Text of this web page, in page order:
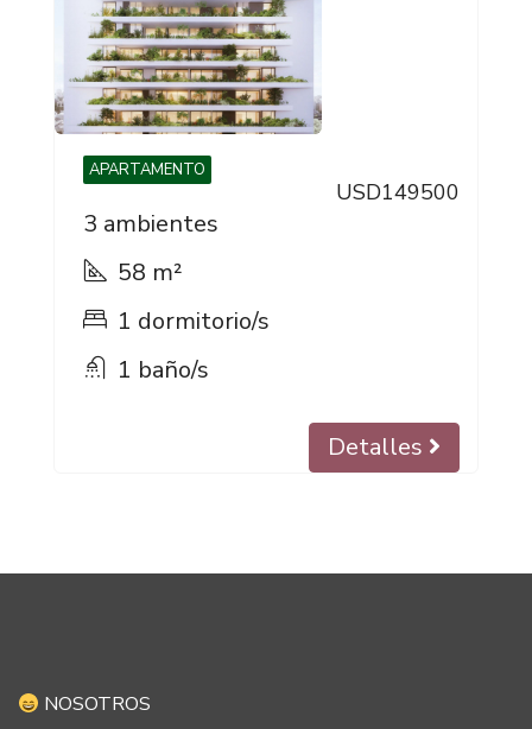
APARTAMENTO
USD149500
3 ambientes
58 m²
1 dormitorio/s
1 baño/s
Detalles
NOSOTROS